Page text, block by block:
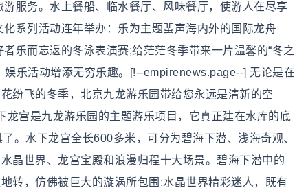
服务。水上餐船、临水餐厅、风味餐厅，使游人在尽享
系列活动连年举办：乐为主题蜚声海内外的国际龙舟
乐而忘返的冬泳表演赛;给茫茫冬季带来一片温馨的“冬之
乐活动增添无穷乐趣。[!--empirenews.page--] 无论是在
纷飞的冬季，北京九龙游乐园带给您永远是清新的空
宫是九龙游乐园的主题游乐项目，它真正建在水库的底
。水下龙宫全长600多米，可分为碧海下潜、浅海奇观、
晶世界、龙宫宝殿和浪漫归程十大场景。碧海下潜中的
转，仿佛被巨大的漩涡所包围;水晶世界精彩迷人，既有